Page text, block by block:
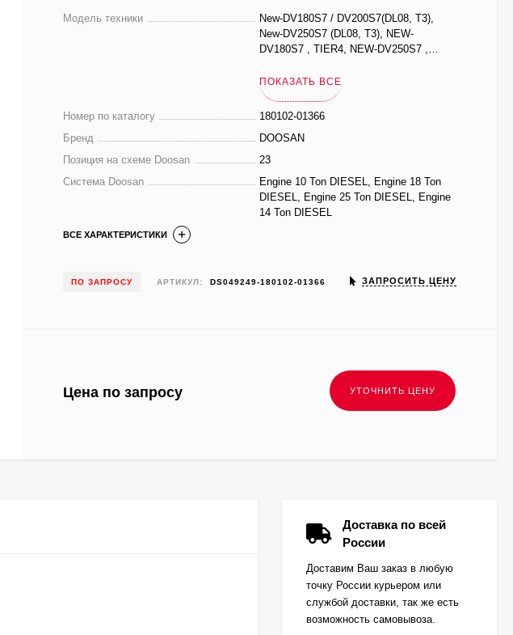
Модель техники
New-DV180S7 / DV200S7(DL08, T3),
New-DV250S7 (DL08, T3), NEW-
DV180S7 , TIER4, NEW-DV250S7 ,
D140S7/D160S7 (DEUTZ TIER3)
ПОКАЗАТЬ ВСЕ
Номер по каталогу
180102-01366
Бренд
DOOSAN
Позиция на схеме Doosan
23
Система Doosan
Engine 10 Ton DIESEL, Engine 18 Ton
DIESEL, Engine 25 Ton DIESEL, Engine
14 Ton DIESEL
ВСЕ ХАРАКТЕРИСТИКИ
ПО ЗАПРОСУ АРТИКУЛ: DS049249-180102-01366 ЗАПРОСИТЬ ЦЕНУ
Цена по запросу
Доставка по всей
России
Доставим Ваш заказ в любую
точку России курьером или
службой доставки, так же есть
возможность самовывоза.